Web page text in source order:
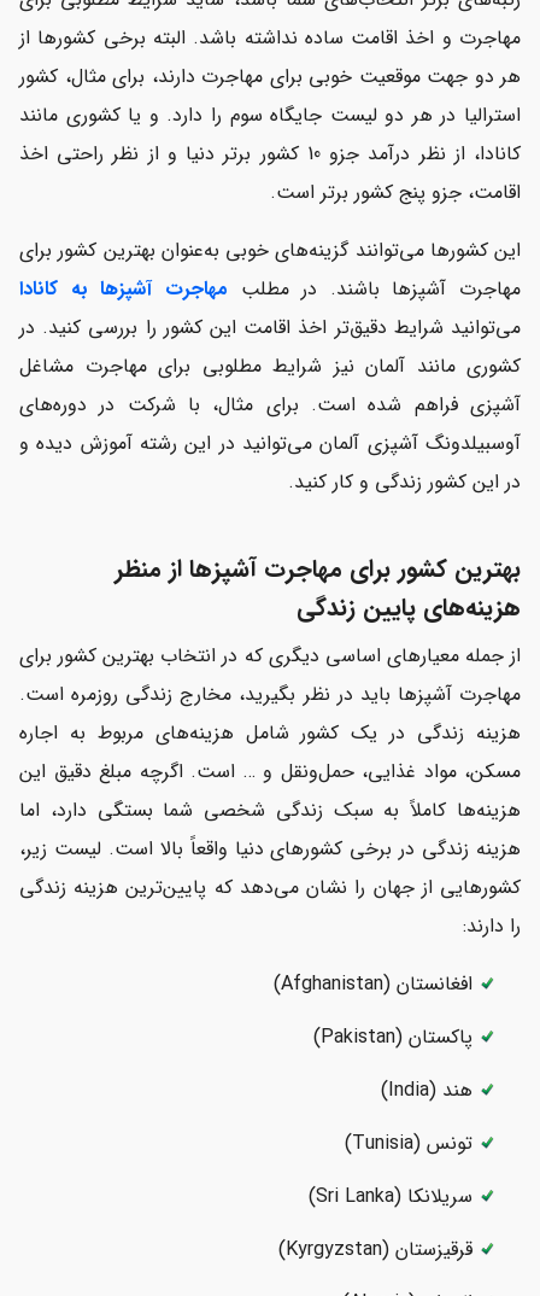
مهاجرت و اخذ اقامت ساده نداشته باشد. البته برخی کشورها از
هر دو جهت موقعیت خوبی برای مهاجرت دارند، برای مثال، کشور
استرالیا در هر دو لیست جایگاه سوم را دارد. و یا کشوری مانند
کانادا، از نظر درآمد جزو 10 کشور برتر دنیا و از نظر راحتی اخذ
اقامت، جزو پنج کشور برتر است.
این کشورها می‌توانند گزینه‌های خوبی به‌عنوان بهترین کشور برای
مهاجرت آشپزها باشند. در مطلب مهاجرت آشپزها به کانادا
می‌توانید شرایط دقیق‌تر اخذ اقامت این کشور را بررسی کنید. در
کشوری مانند آلمان نیز شرایط مطلوبی برای مهاجرت مشاغل
آشپزی فراهم شده است. برای مثال، با شرکت در دوره‌های
آوسبیلدونگ آشپزی آلمان می‌توانید در این رشته آموزش دیده و
در این کشور زندگی و کار کنید.
بهترین کشور برای مهاجرت آشپزها از منظر
هزینه‌های پایین زندگی
از جمله معیارهای اساسی دیگری که در انتخاب بهترین کشور برای
مهاجرت آشپزها باید در نظر بگیرید، مخارج زندگی روزمره است.
هزینه زندگی در یک کشور شامل هزینه‌های مربوط به اجاره
مسکن، مواد غذایی، حمل‌ونقل و … است. اگرچه مبلغ دقیق این
هزینه‌ها کاملاً به سبک زندگی شخصی شما بستگی دارد، اما
هزینه زندگی در برخی کشورهای دنیا واقعاً بالا است. لیست زیر،
کشورهایی از جهان را نشان می‌دهد که پایین‌ترین هزینه زندگی
را دارند:
افغانستان (Afghanistan)
پاکستان (Pakistan)
هند (India)
تونس (Tunisia)
سریلانکا (Sri Lanka)
قرقیزستان (Kyrgyzstan)